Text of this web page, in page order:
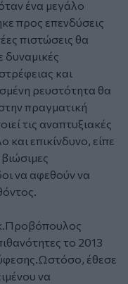
ένα μεγάλο
προς επενδύσεις
πιστώσεις θα
δυναμικές
και
ρευστότητα θα
πραγματική
τις αναπτυξιακές
επικίνδυνο, είπε
να αφεθούν να
το 2013
έθεσε
να